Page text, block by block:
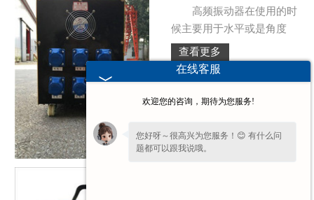
高频振动器在使用的时
候主要用于水平或是角度
查看更多
在线客服
欢迎您的咨询，期待为您服务!
您好呀～很高兴为您服务！😊 有什么问
题都可以跟我说哦。